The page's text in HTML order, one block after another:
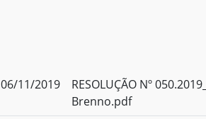
06/11/2019
RESOLUÇÃO Nº
Brenno.pdf